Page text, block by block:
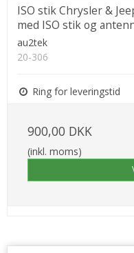
ISO stik Chrysler &
med ISO stik og
au2tek
20-306
Ring for leveringstid
900,00 DKK
(inkl. moms)